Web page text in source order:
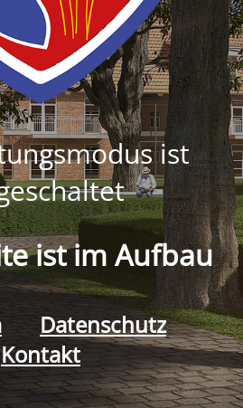
ist
ist im Aufbau
Datenschutz
Kontakt